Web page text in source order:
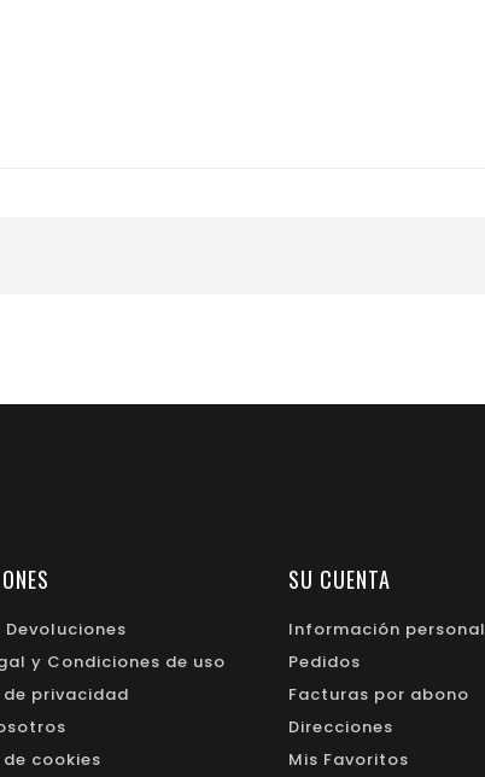
Devoluciones
y Condiciones de uso
privacidad
cookies
SU CUENTA
Información personal
Pedidos
Facturas por abono
Direcciones
Mis Favoritos